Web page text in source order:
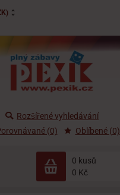
0 kusů
0 Kč
Rozšířené vyhledávání
(0)
Oblíbené (0)